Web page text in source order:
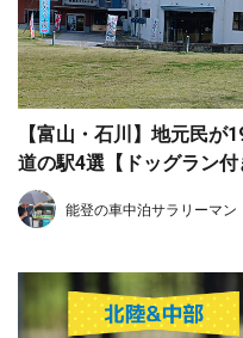
【富山・石川】地元民が
道の駅4選【ドッグラン付
能登の車中泊サラリーマン